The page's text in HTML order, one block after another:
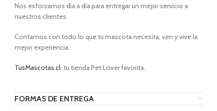
Nos esforzamos día a día para entregar un mejor servicio a
nuestros clientes.
Contamos con todo lo que tu mascota necesita, ven y vive la
mejor experiencia.
TusMascotas.cl, tu tienda Pet Lover favorita.
FORMAS DE ENTREGA